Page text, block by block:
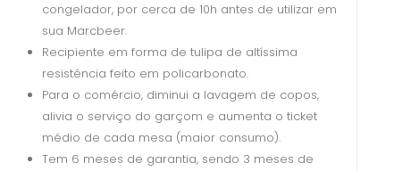
congelador, por cerca de 10h antes de utilizar em
sua Marcbeer.
Recipiente em forma de tulipa de altíssima
resistência feito em policarbonato.
Para o comércio, diminui a lavagem de copos,
alivia o serviço do garçom e aumenta o ticket
médio de cada mesa (maior consumo).
Tem 6 meses de garantia, sendo 3 meses de